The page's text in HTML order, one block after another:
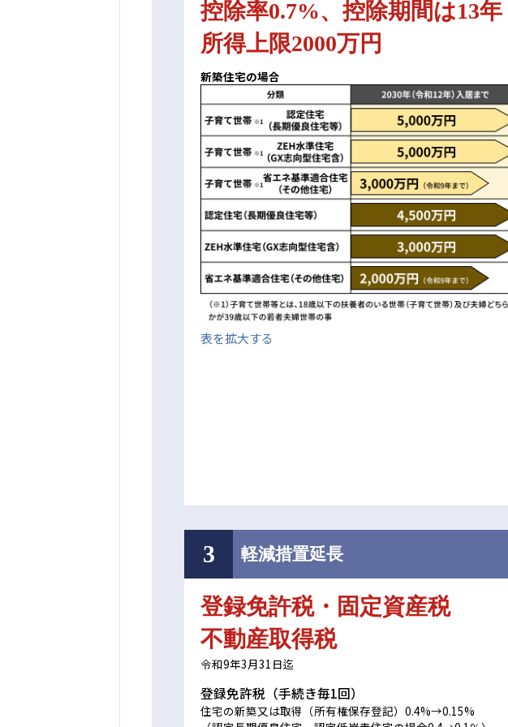
控除率0.7%、控除期間は13年
所得上限2000万円
新築住宅の場合
表を拡大する
3 軽減措置延長
登録免許税・固定資産税
不動産取得税
令和9年3月31日迄
登録免許税（手続き毎1回）
住宅の新築又は取得（所有権保存登記）0.4%→0.15%
和歌山
島根
山口
徳島
高知
大分
鹿児島
長崎
沖縄
宮崎県
宮崎